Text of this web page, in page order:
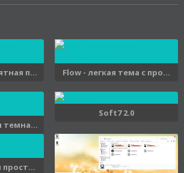
п... Flow - легкая тема с про...
темна...
Soft7 2.0
прост...